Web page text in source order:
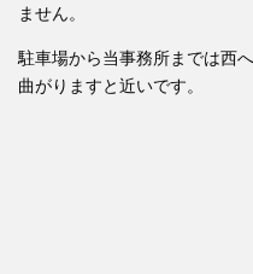
ません。
駐車場から当事務所までは西
曲がりますと近いです。